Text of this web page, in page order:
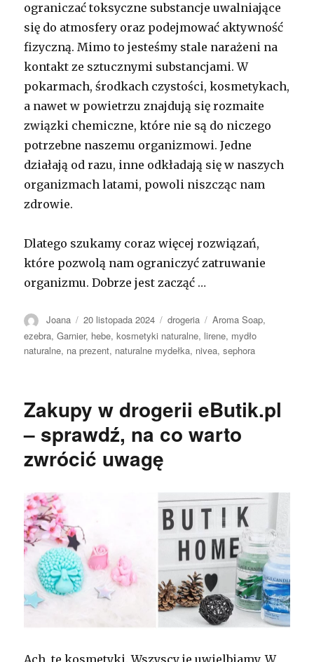
ograniczać toksyczne substancje uwalniające
się do atmosfery oraz podejmować aktywność
fizyczną. Mimo to jesteśmy stale narażeni na
kontakt ze sztucznymi substancjami. W
pokarmach, środkach czystości, kosmetykach,
a nawet w powietrzu znajdują się rozmaite
związki chemiczne, które nie są do niczego
potrzebne naszemu organizmowi. Jedne
działają od razu, inne odkładają się w naszych
organizmach latami, powoli niszcząc nam
zdrowie.
Dlatego szukamy coraz więcej rozwiązań,
które pozwolą nam ograniczyć zatruwanie
organizmu. Dobrze jest zacząć …
Autor
Joana Opublikowano
20 listopada 2024 Kategorie
drogeria Tagi
Aroma Soap,
ezebra,Garnier, hebe,kosmetyki naturalne, lirene, mydło
naturalne, na prezent, naturalne mydełka, nivea,sephora
Zakupy w drogerii eButik.pl
– sprawdź, na co warto
zwrócić uwagę